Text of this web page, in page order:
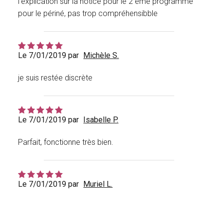
pour le périné, pas trop compréhensibble
Le 7/01/2019 par Michèle S.
je suis restée discrète
Le 7/01/2019 par Isabelle P.
Parfait, fonctionne très bien.
Le 7/01/2019 par Muriel L.